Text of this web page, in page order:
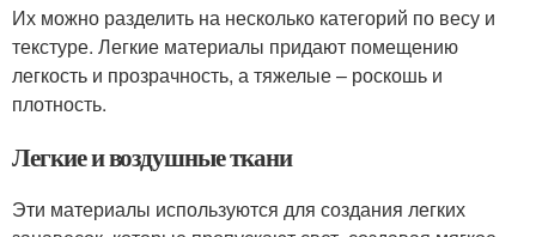
Их можно разделить на несколько категорий по весу и
текстуре. Легкие материалы придают помещению
легкость и прозрачность, а тяжелые – роскошь и
плотность.
Легкие и воздушные ткани
Эти материалы используются для создания легких